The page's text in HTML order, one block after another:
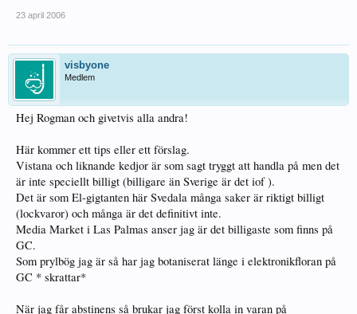
23 april 2006
visbyone
Medlem
Hej Rogman och givetvis alla andra!
Här kommer ett tips eller ett förslag.
Vistana och liknande kedjor är som sagt tryggt att handla på men det
är inte speciellt billigt (billigare än Sverige är det iof ).
Det är som El-gigtanten här Svedala många saker är riktigt billigt
(lockvaror) och många är det definitivt inte.
Media Market i Las Palmas anser jag är det billigaste som finns på
GC.
Som prylbög jag är så har jag botaniserat länge i elektronikfloran på
GC * skrattar*
När jag får abstinens så brukar jag först kolla in varan på